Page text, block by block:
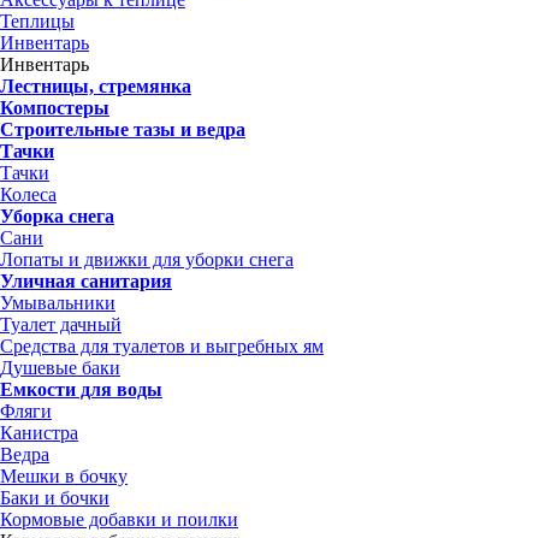
Теплицы
Инвентарь
Инвентарь
Лестницы, стремянка
Компостеры
Строительные тазы и ведра
Тачки
Тачки
Колеса
Уборка снега
Сани
Лопаты и движки для уборки снега
Уличная санитария
Умывальники
Туалет дачный
Средства для туалетов и выгребных ям
Душевые баки
Емкости для воды
Фляги
Канистра
Ведра
Мешки в бочку
Баки и бочки
Кормовые добавки и поилки